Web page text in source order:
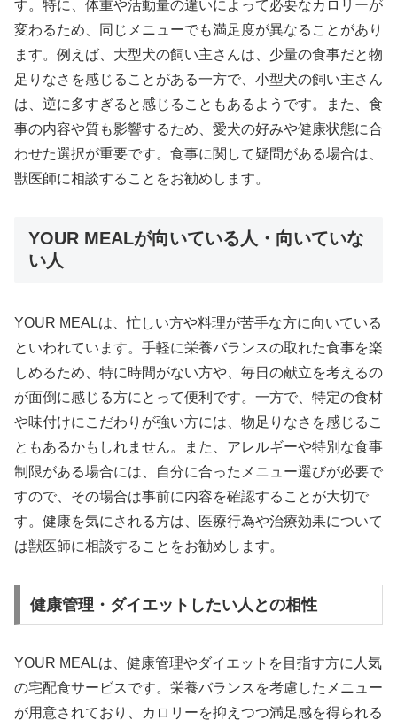
す。特に、体重や活動量の違いによって必要なカロリーが
変わるため、同じメニューでも満足度が異なることがあり
ます。例えば、大型犬の飼い主さんは、少量の食事だと物
足りなさを感じることがある一方で、小型犬の飼い主さん
は、逆に多すぎると感じることもあるようです。また、食
事の内容や質も影響するため、愛犬の好みや健康状態に合
わせた選択が重要です。食事に関して疑問がある場合は、
獣医師に相談することをお勧めします。
YOUR MEALが向いている人・向いていな
い人
YOUR MEALは、忙しい方や料理が苦手な方に向いている
といわれています。手軽に栄養バランスの取れた食事を楽
しめるため、特に時間がない方や、毎日の献立を考えるの
が面倒に感じる方にとって便利です。一方で、特定の食材
や味付けにこだわりが強い方には、物足りなさを感じるこ
ともあるかもしれません。また、アレルギーや特別な食事
制限がある場合には、自分に合ったメニュー選びが必要で
すので、その場合は事前に内容を確認することが大切で
す。健康を気にされる方は、医療行為や治療効果について
は獣医師に相談することをお勧めします。
健康管理・ダイエットしたい人との相性
YOUR MEALは、健康管理やダイエットを目指す方に人気
の宅配食サービスです。栄養バランスを考慮したメニュー
が用意されており、カロリーを抑えつつ満足感を得られる